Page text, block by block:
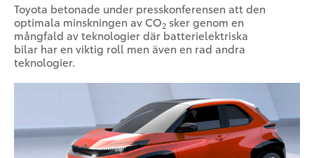
Toyota betonade under presskonferensen att den
optimala minskningen av CO2 sker genom en
mångfald av teknologier där batterielektriska
bilar har en viktig roll men även en rad andra
teknologier.